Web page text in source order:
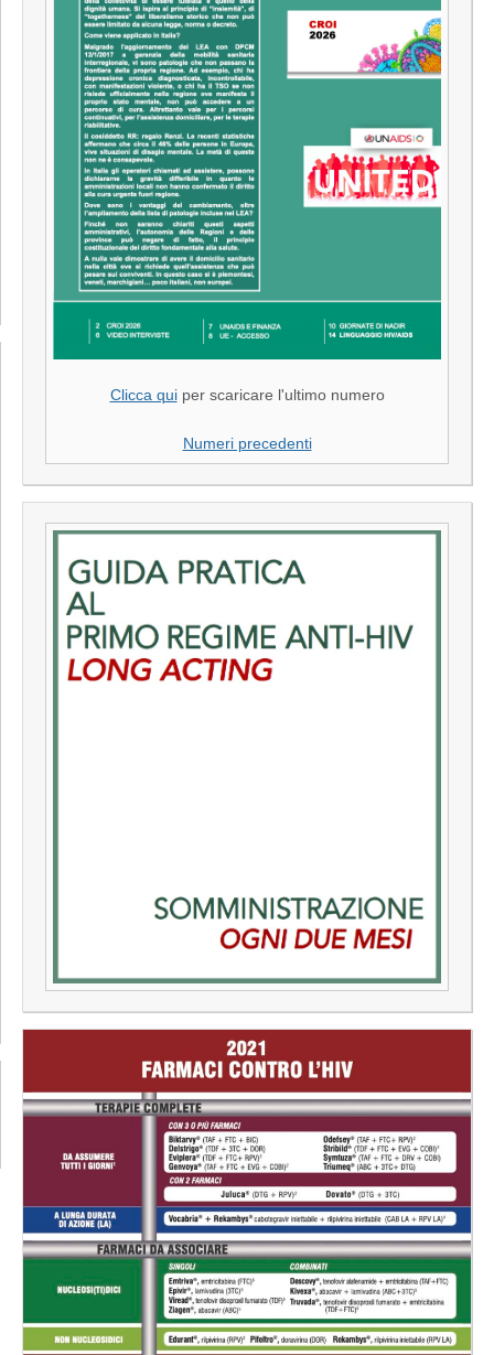
Clicca quiper scaricare l'ultimo numero
Numeri precedenti